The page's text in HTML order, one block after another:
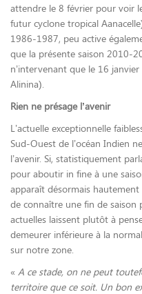
attendre le 8 février pour voir
futur cyclone tropical
1986-1987, peu active
que la présente saison 2010-
n’intervenant que le 16
Alinina).
Rien ne présage l’avenir
L’actuelle exceptionnelle
Sud-Ouest de l’océan Indien
l’avenir. Si, statistiquement
pour aboutir in fine à une
apparaît désormais
de connaître une fin de saison
actuelles laissent plutôt à
demeurer inférieure à la
sur notre zone.
« A ce stade, on ne peut
territoire que ce soit. Un bon